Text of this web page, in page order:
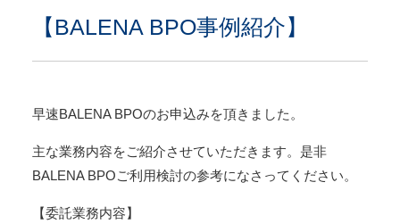
【BALENA BPO事例紹介】
早速BALENA BPOのお申込みを頂きました。
主な業務内容をご紹介させていただきます。是非
BALENA BPOご利用検討の参考になさってください。
【委託業務内容】